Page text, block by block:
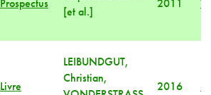
Prospectus
[et al.]
2011
Livre
LEIBUNDGUT,
Christian,
2016